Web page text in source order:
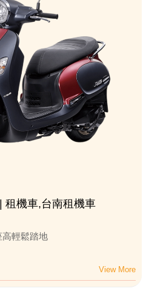
租機車,台南租機車
輕鬆踏地